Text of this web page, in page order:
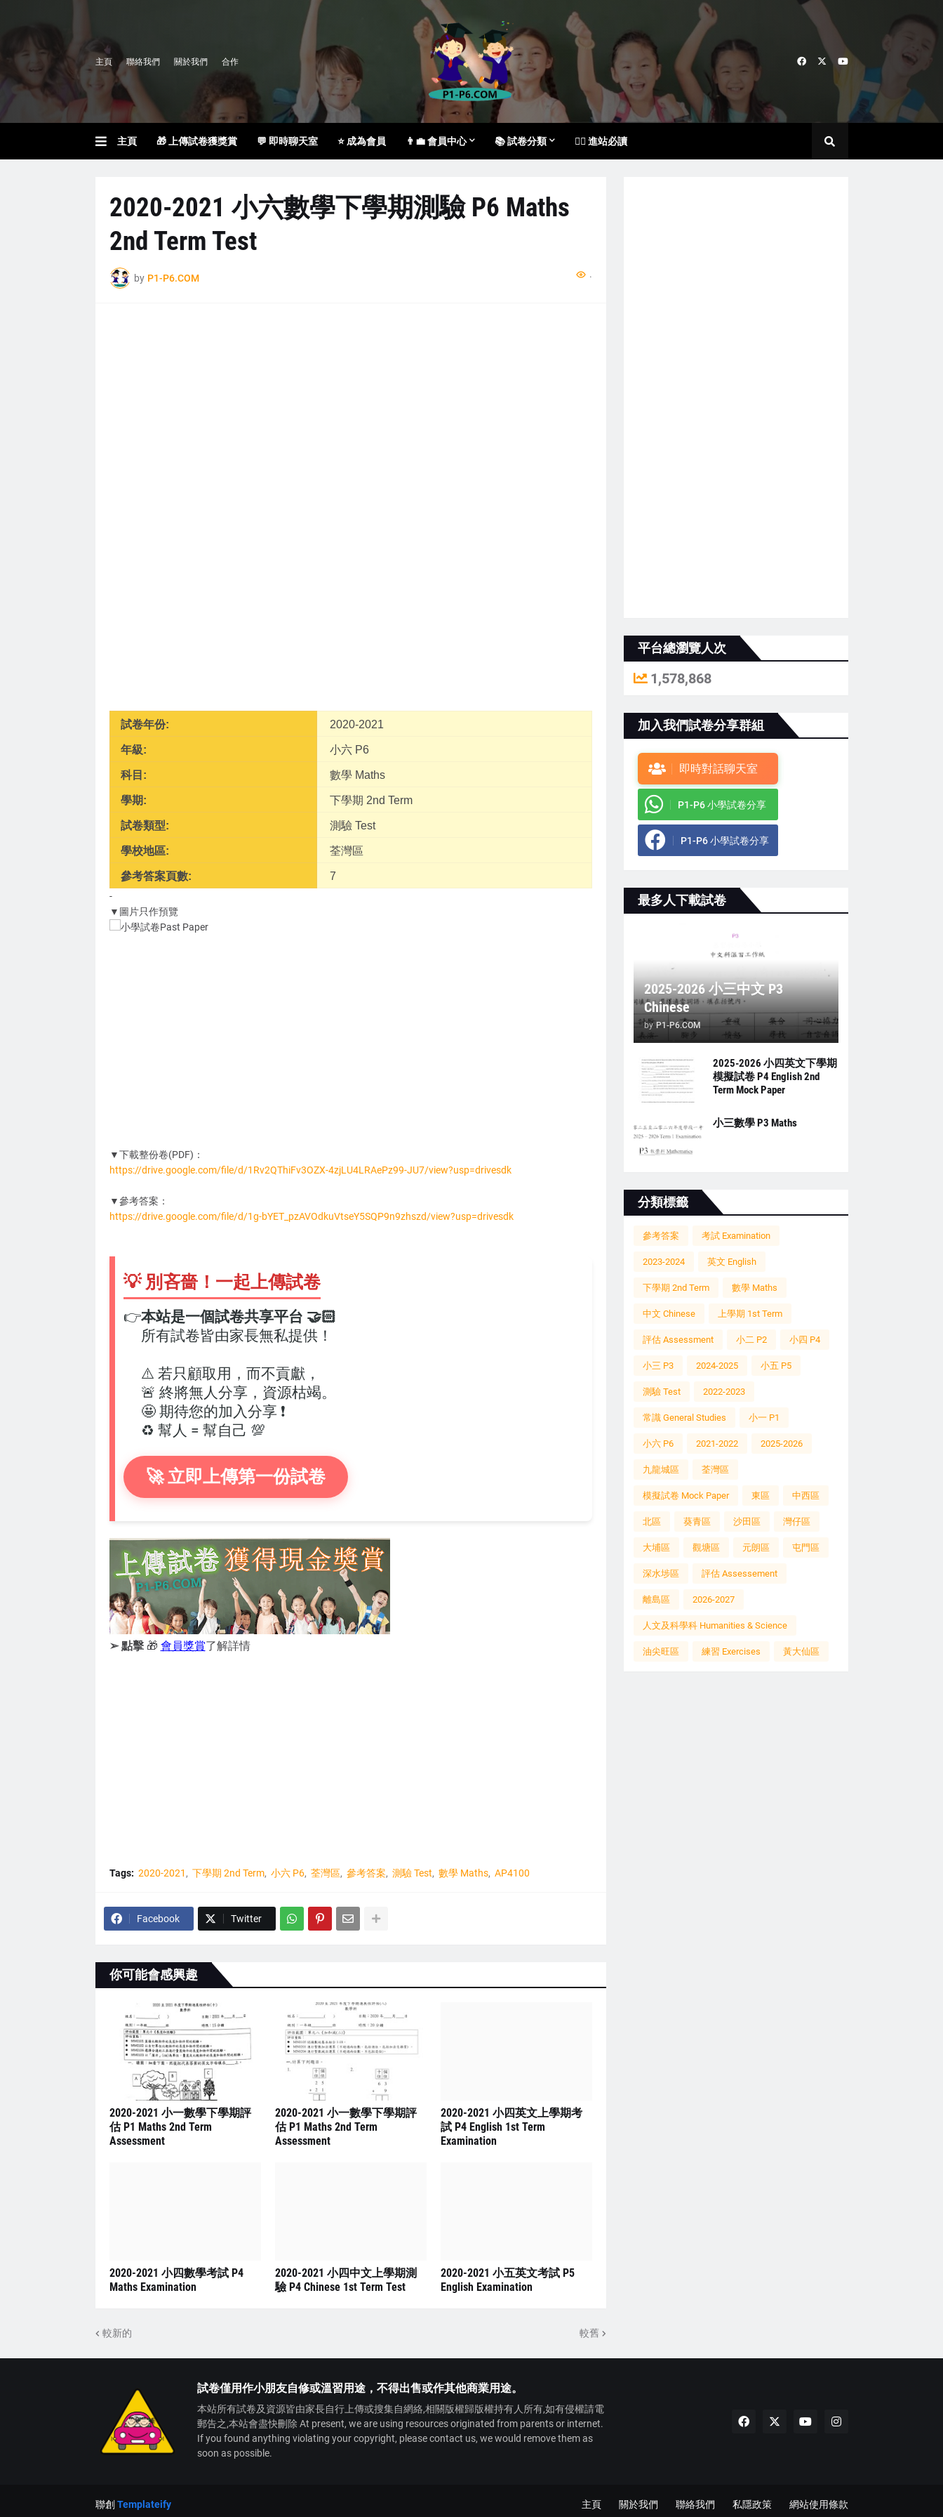
主頁 聯絡我們 關於我們 合作
主頁 🎁 上傳試卷獲獎賞 💬 即時聊天室 ⭐ 成為會員 👨‍💼 會員中心 📚 試卷分類 🙇‍♀️ 進站必讀
2020-2021 小六數學下學期測驗 P6 Maths
2nd Term Test
by P1-P6.COM ...
試卷年份: 2020-2021
年級: 小六 P6
科目: 數學 Maths
學期: 下學期 2nd Term
試卷類型: 測驗 Test
學校地區: 荃灣區
參考答案頁數: 7
-
▼圖片只作預覽
▼下載整份卷(PDF)：
https://drive.google.com/file/d/1Rv2QThiFv3OZX-4zjLU4LRAePz99-JU7/view?usp=drivesdk
▼參考答案：
https://drive.google.com/file/d/1g-bYET_pzAVOdkuVtseY5SQP9n9zhszd/view?usp=drivesdk
💡 別吝嗇！一起上傳試卷
本站是一個試卷共享平台 🤝🏻
👉
所有試卷皆由家長無私提供！
⚠️ 若只顧取用，而不貢獻，
🚨 終將無人分享，資源枯竭。
🤩 期待您的加入分享 ❗
♻️ 幫人 = 幫自己 💯
🚀 立即上傳第一份試卷
➢ 點擊 🎁 會員獎賞了解詳情
Tags: 2020-2021 下學期 2nd Term 小六 P6 荃灣區 參考答案 測驗 Test 數學 Maths AP4100
Facebook Twitter
你可能會感興趣
2020-2021 小一數學下學期評
估 P1 Maths 2nd Term
Assessment
2020-2021 小一數學下學期評
估 P1 Maths 2nd Term
Assessment
2020-2021 小四英文上學期考
試 P4 English 1st Term
Examination
2020-2021 小四數學考試 P4
Maths Examination
2020-2021 小四中文上學期測
驗 P4 Chinese 1st Term Test
2020-2021 小五英文考試 P5
English Examination
較新的 較舊
平台總瀏覽人次
1,578,868
加入我們試卷分享群組
即時對話聊天室
P1-P6 小學試卷分享
P1-P6 小學試卷分享
最多人下載試卷
2025-2026 小三中文 P3
Chinese
by P1-P6.COM
2025-2026 小四英文下學期
模擬試卷 P4 English 2nd
Term Mock Paper
小三數學 P3 Maths
分類標籤
參考答案 考試 Examination
2023-2024 英文 English
下學期 2nd Term 數學 Maths
中文 Chinese 上學期 1st Term
評估 Assessment 小二 P2 小四 P4
小三 P3 2024-2025 小五 P5
測驗 Test 2022-2023
常識 General Studies 小一 P1
小六 P6 2021-2022 2025-2026
九龍城區 荃灣區
模擬試卷 Mock Paper 東區 中西區
北區 葵青區 沙田區 灣仔區
大埔區 觀塘區 元朗區 屯門區
深水埗區 評估 Assessement
離島區 2026-2027
人文及科學科 Humanities & Science
油尖旺區 練習 Exercises 黃大仙區
試卷僅用作小朋友自修或溫習用途，不得出售或作其他商業用途。
本站所有試卷及資源皆由家長自行上傳或搜集自網絡,相關版權歸版權持有人所有,如有侵權請電
郵告之,本站會盡快刪除 At present, we are using resources originated from parents or internet.
If you found anything violating your copyright, please contact us, we would remove them as
soon as possible.
聯創 Templateify 主頁 關於我們 聯絡我們 私隱政策 網站使用條款